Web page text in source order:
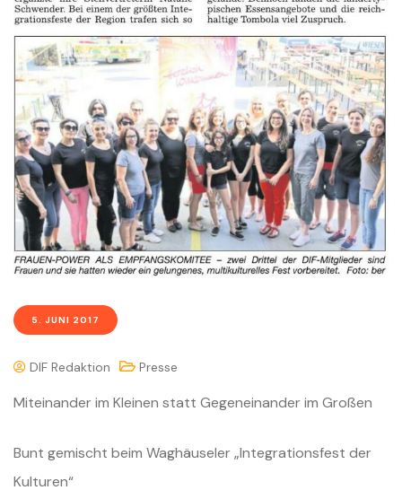
5. JUNI 2017
DIF Redaktion Presse
Miteinander im Kleinen statt Gegeneinander im Großen
Bunt gemischt beim Waghäuseler „Integrationsfest der
Kulturen“